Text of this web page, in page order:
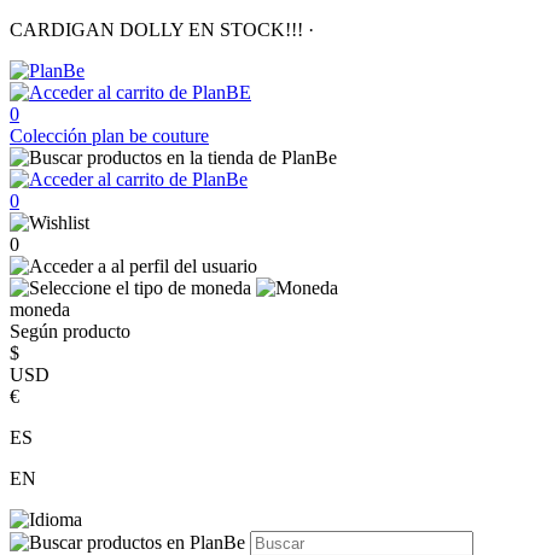
CARDIGAN DOLLY EN STOCK!!! ·
0
Colección plan be couture
0
0
moneda
Según producto
$
USD
€
ES
EN